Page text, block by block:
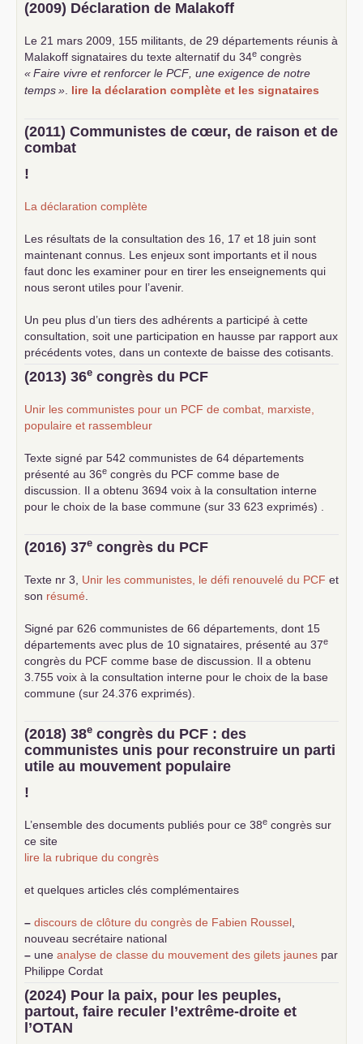
(2009) Déclaration de Malakoff
Le 21 mars 2009, 155 militants, de 29 départements réunis à
Malakoff signataires du texte alternatif du 34e congrès
«Faire vivre et renforcer le PCF , une exigence de notre
temps» lire la déclaration complète et les signataires
(2011) Communistes de cœur, de raison et de
combat
!
La déclaration complète
Les résultats de la consultation des 16, 17 et 18 juin sont
maintenant connus. Les enjeux sont importants et il nous
faut donc les examiner pour en tirer les enseignements qui
nous seront utiles pour l’avenir.
Un peu plus d’un tiers des adhérents a participé à cette
consultation, soit une participation en hausse par rapport aux
précédents votes, dans un contexte de baisse des cotisants.
... lire la suite
(2013) 36e congrès du PCF
Unir les communistes pour un PCF de combat, marxiste,
populaire et rassembleur
Texte signé par 542 communistes de 64 départements
présenté au 36e congrès du PCF comme base de
discussion. Il a obtenu 3694 voix à la consultation interne
pour le choix de la base commune (sur 33 623 exprimés) .
(2016) 37e congrès du PCF
Texte nr 3, Unir les communistes, le défi renouvelé du PCF et
son résumé
Signé par 626 communistes de 66 départements, dont 15
départements avec plus de 10 signataires, présenté au 37e
congrès du PCF comme base de discussion. Il a obtenu
3.755 voix à la consultation interne pour le choix de la base
commune (sur 24.376 exprimés).
(2018) 38e congrès du PCF : des
communistes unis pour reconstruire un parti
utile au mouvement populaire
!
L’ensemble des documents publiés pour ce 38e congrès sur
ce site
lire la rubrique du congrès
et quelques articles clés complémentaires
– discours de clôture du congrès de Fabien Roussel
nouveau secrétaire national
– une analyse de classe du mouvement des gilets jaunes par
Philippe Cordat
–
un texte de Jean-Claude Delaunay
le marxisme est la
science sociale de notre temps
–un appel proposé aux partis communistes et ouvrier
d’Europe
(2024) Pour la paix, pour les peuples,
partout, faire reculer l’extrême-droite et
l’OTAN